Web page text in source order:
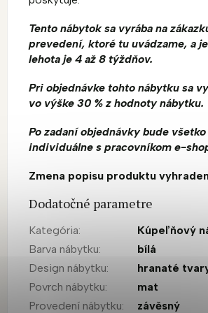
Tento nábytok sa vyrába na
prevedení, ktoré tu uvádzame, a
lehota je 4 až 8 týždňov.
Pri objednávke tohto nábytku sa
vo výške 30 % z hodnoty nábytku.
Po zadaní objednávky bude
individuálne s pracovníkom e-
Zmena popisu produktu
Dodatočné parametre
Kategória:
Kúpeľňový
Barva nábytku:
bílá
Design nábytku:
hranaté
Povrch nábytku:
mat
Provedení nábytku: závěsný